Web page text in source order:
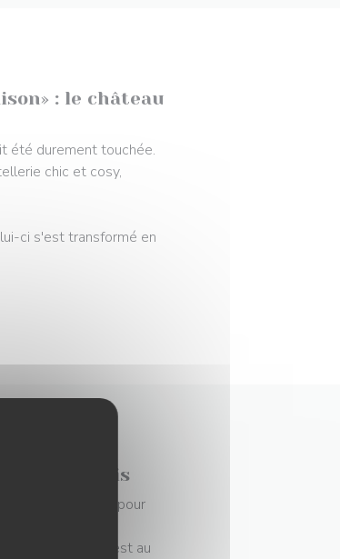
: le château
été durement touchée.
chic et cosy,
ci s'est transformé en
h de Paris
ans de travaux, pour
des ruches… c’est au